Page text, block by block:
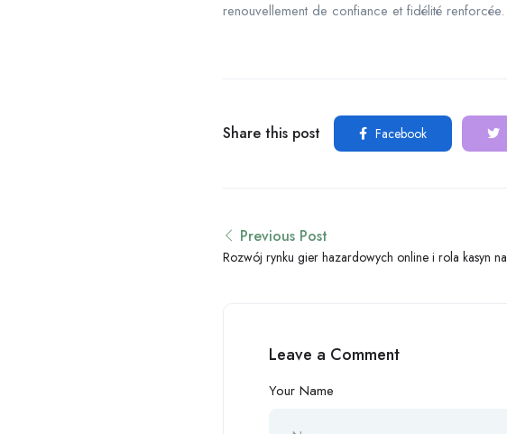
renouvellement de confiance et fidélité renforcée.
Share this post Facebook
Previous Post
Rozwój rynku gier hazardowych online i rola kasyn na
Leave a Comment
Your Name